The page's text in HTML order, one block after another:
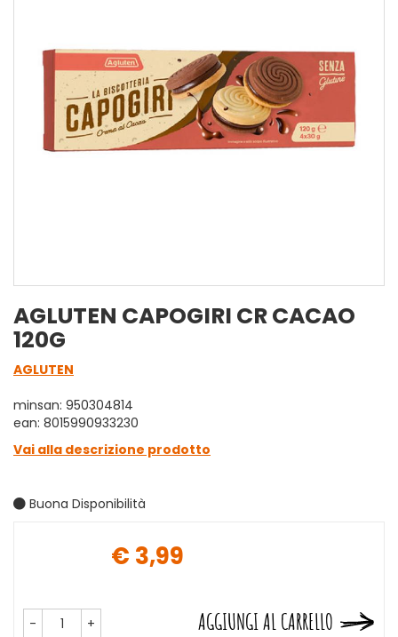
AGLUTEN CAPOGIRI CR CACAO
120G
AGLUTEN
minsan: 950304814
ean: 8015990933230
Vai alla descrizione prodotto
Buona Disponibilità
€ 3,99
- + AGGIUNGI AL CARRELLO